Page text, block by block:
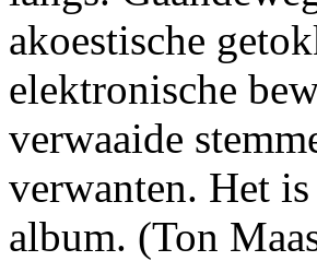
akoestische
elektronische
verwaaide
verwanten. Het
album. (Ton